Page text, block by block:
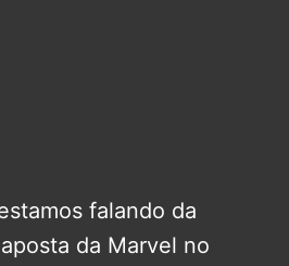
falando da
da Marvel no